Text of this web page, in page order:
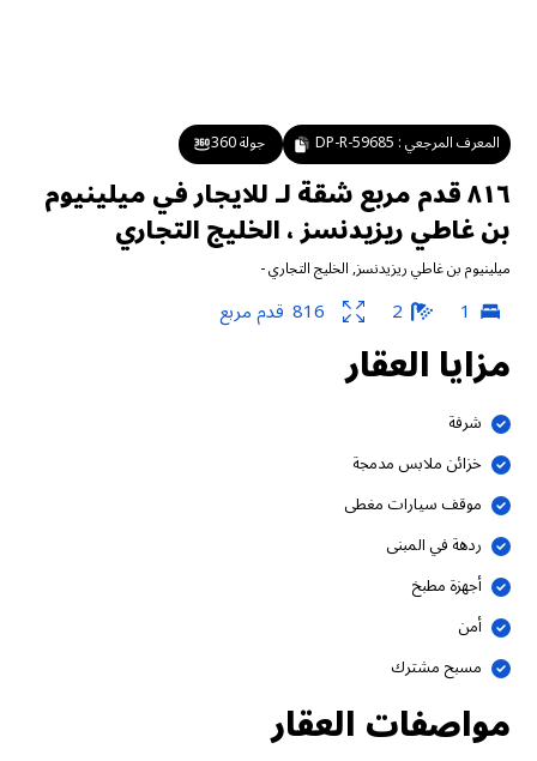
المعرف المرجعي : DP-R-59685 جولة 360
٨١٦ قدم مربع شقة لـ للايجار في ميلينيوم
بن غاطي ريزيدنسز ، الخليج التجاري
ميلينيوم بن غاطي ريزيدنسز,الخليج التجاري-
1
2
816 قدم مربع
مزايا العقار
شرفة
خزائن ملابس مدمجة
موقف سيارات مغطى
ردهة في المبنى
أجهزة مطبخ
أمن
مسبح مشترك
مواصفات العقار